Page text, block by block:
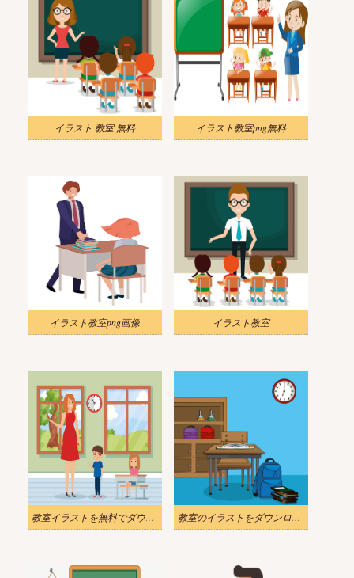
イラスト 教室 無料 イラスト教室png無料
イラスト教室png画像 イラスト教室
教室イラストを無料でダウンロード 教室のイラストをダウンロード